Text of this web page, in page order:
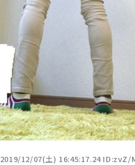
2019/12/07(土) 16:45:17.24 ID:zvZ/